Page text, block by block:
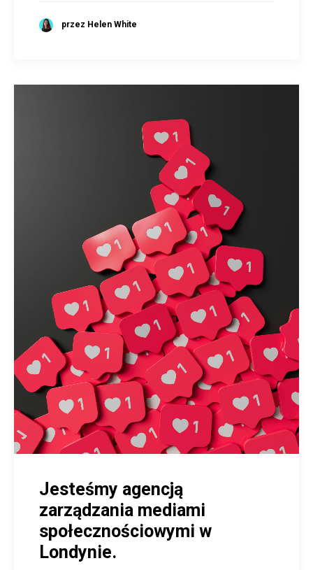
przez Helen White
Jesteśmy agencją
zarządzania mediami
społecznościowymi w
Londynie.